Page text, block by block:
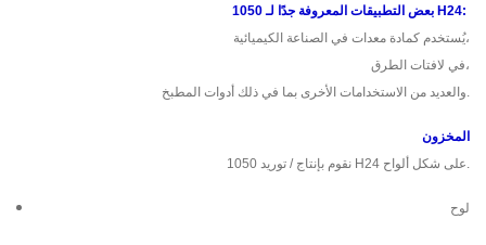
بعض التطبيقات المعروفة جدًا لـ 1050 H24:
يُستخدم كمادة معدات في الصناعة الكيميائية،
في لافتات الطرق،
والعديد من الاستخدامات الأخرى بما في ذلك أدوات المطبخ.
المخزون
نقوم بإنتاج / توريد 1050 H24 على شكل ألواح.
لوح